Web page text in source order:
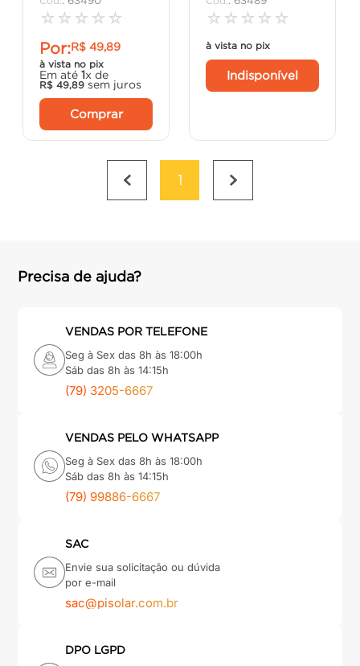
☆ ☆ ☆ ☆ ☆
Por:R$ 49,89
à vista no pix
Em até 1x de
R$ 49,89 sem juros
Comprar
☆ ☆ ☆ ☆ ☆
à vista no pix
Indisponível
1
Precisa de ajuda?
VENDAS POR TELEFONE
Seg à Sex das 8h às 18:00h
Sáb das 8h às 14:15h
(79) 3205-6667
VENDAS PELO WHATSAPP
Seg à Sex das 8h às 18:00h
Sáb das 8h às 14:15h
(79) 99886-6667
SAC
Envie sua solicitação ou dúvida
por e-mail
sac@pisolar.com.br
DPO LGPD